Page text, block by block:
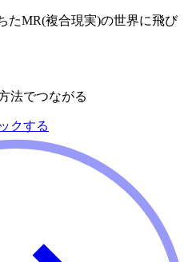
たMR(複合現実)の世界に飛び
法でつながる
クする